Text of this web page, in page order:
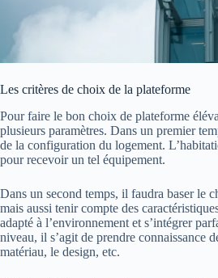
Les critères de choix de la plateforme
Pour faire le bon choix de plateforme
plusieurs paramètres. Dans un premier
de la configuration du logement.
pour recevoir un tel équipement.
Dans un second temps, il faudra baser le
mais aussi tenir compte des
adapté à l’environnement et s’intégrer
niveau, il s’agit de prendre connaissance
matériau, le design, etc.